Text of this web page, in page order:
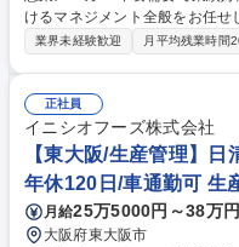
けるマネジメント全般をお任
ストア）への新商品案内や商
店へ、自社ブランドの惣菜や
まらず、市場トレンドを汲み
成・管理、見積作成などの実務
強み】■高度な品質管理（『
■開発力・商品力（『惣菜・べ
集職種 前橋市【営業課長候補
績好調◎
業界未経験歓迎 月平均残業時間
正社員
イニシオフーズ株式会社
【東大阪/生産管理】
年休120日/車通勤可 生
月給25万5000円～38万円
大阪府東大阪市